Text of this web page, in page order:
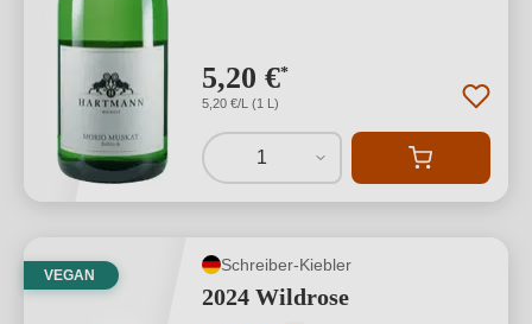
5,20 €*
5,20 €/L (1 L)
1
VEGAN
Schreiber-Kiebler
2024 Wildrose